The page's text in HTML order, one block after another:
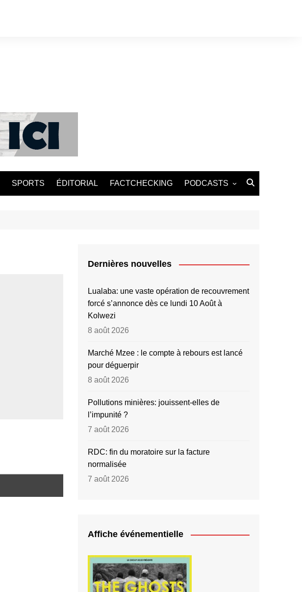
SPORTS ÉDITORIAL FACTCHECKING PODCASTS
Dernières nouvelles
Lualaba: une vaste opération de recouvrement
forcé s’annonce dès ce lundi 10 Août à
Kolwezi
8 août 2026
Marché Mzee : le compte à rebours est lancé
pour déguerpir
8 août 2026
Pollutions minières: jouissent-elles de
l’impunité ?
7 août 2026
RDC: fin du moratoire sur la facture
normalisée
7 août 2026
Affiche événementielle